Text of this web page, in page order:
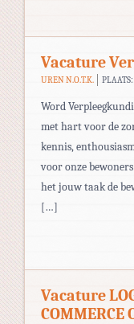
Vacature
UREN N.O.T.K. PLAATS:
Word
met hart voor de
kennis,
voor onze
het jouw taak de
[…]
Vacature
COMMERCE